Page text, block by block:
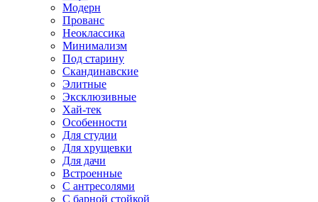
Модерн
Прованс
Неоклассика
Минимализм
Под старину
Скандинавские
Элитные
Эксклюзивные
Хай-тек
Особенности
Для студии
Для хрущевки
Для дачи
Встроенные
С антресолями
С барной стойкой